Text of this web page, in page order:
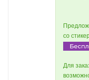
со
Для